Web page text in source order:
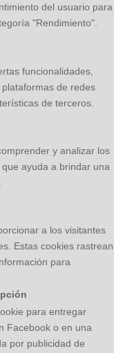
del usuario para
"Rendimiento".
funcionalidades,
de redes
de terceros.
y analizar los
ayuda a brindar una
a los visitantes
Estas cookies rastrean
para
para entregar
Facebook o en una
por publicidad de